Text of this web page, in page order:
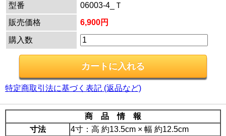
型番
06003-4_Ｔ
販売価格
6,900円
購入数
特定商取引法に基づく表記 (返品など)
商 品 情 報
寸法
4寸：高 約13.5cm × 幅 約12.5cm